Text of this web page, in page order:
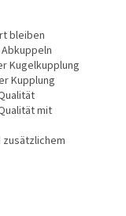
bleiben
Kugelkupplung
Kupplung
mit
zusätzlichem